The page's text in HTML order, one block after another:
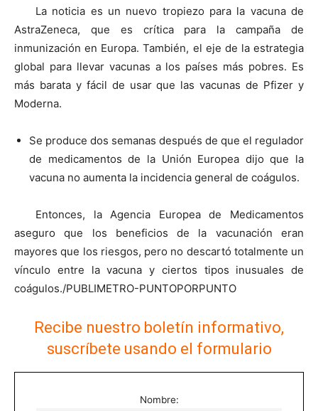
La noticia es un nuevo tropiezo para la vacuna de
AstraZeneca, que es crítica para la campaña de
inmunización en Europa. También, el eje de la estrategia
global para llevar vacunas a los países más pobres. Es
más barata y fácil de usar que las vacunas de Pfizer y
Moderna.
Se produce dos semanas después de que el regulador
de medicamentos de la Unión Europea dijo que la
vacuna no aumenta la incidencia general de coágulos.
Entonces, la Agencia Europea de Medicamentos
aseguro que los beneficios de la vacunación eran
mayores que los riesgos, pero no descartó totalmente un
vínculo entre la vacuna y ciertos tipos inusuales de
coágulos./PUBLIMETRO-PUNTOPORPUNTO
Recibe nuestro boletín informativo,
suscríbete usando el formulario
Nombre: